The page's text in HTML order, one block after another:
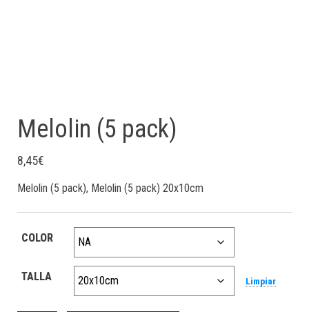
Melolin (5 pack)
8,45€
Melolin (5 pack), Melolin (5 pack) 20x10cm
COLOR
TALLA Limpiar